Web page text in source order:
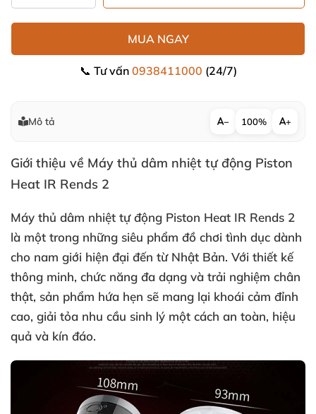
MUA NGAY
📞 Tư vấn 0938411000 (24/7)
Mô tả − 100% +
Giới thiệu về Máy thủ dâm nhiệt tự động Piston
Heat IR Rends 2
Máy thủ dâm nhiệt tự động Piston Heat IR Rends 2
là một trong những siêu phẩm đồ chơi tình dục dành
cho nam giới hiện đại đến từ Nhật Bản. Với thiết kế
thông minh, chức năng đa dạng và trải nghiệm chân
thật, sản phẩm hứa hẹn sẽ mang lại khoái cảm đỉnh
cao, giải tỏa nhu cầu sinh lý một cách an toàn, hiệu
quả và kín đáo.